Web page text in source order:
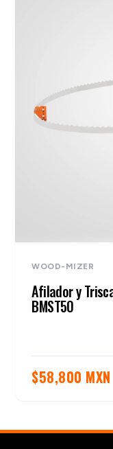
WOOD-MIZER
Afilador y
BMST50
$58,800 MXN